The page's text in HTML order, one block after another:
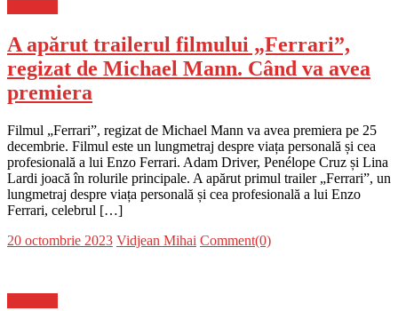
A apărut trailerul filmului „Ferrari”,
regizat de Michael Mann. Când va avea
premiera
Filmul „Ferrari”, regizat de Michael Mann va avea premiera pe 25
decembrie. Filmul este un lungmetraj despre viața personală și cea
profesională a lui Enzo Ferrari. Adam Driver, Penélope Cruz și Lina
Lardi joacă în rolurile principale. A apărut primul trailer „Ferrari”, un
lungmetraj despre viața personală și cea profesională a lui Enzo
Ferrari, celebrul […]
Posted
20 octombrie 2023 Author
Vidjean Mihai Comment(0)